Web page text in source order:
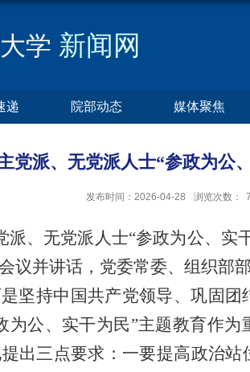
学 新闻网
递 院部动态 媒体聚焦
党派、无党派人士“参政为公
发布时间：2026-04-28 浏览次数：
派、无党派人士“参政为公、实
议并讲话，党委常委、组织部
坚持中国共产党领导、巩固
为公、实干为民”主题教育作
出三点要求：一要提高政治